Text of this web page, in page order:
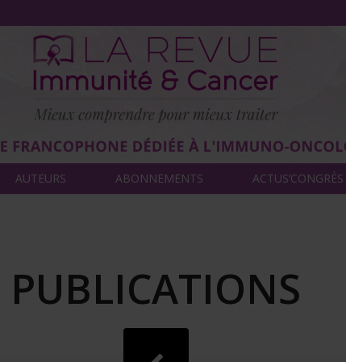
AUTEURS ABONNEMENTS ACTUS’CONGRÈS
PUBLICATIONS